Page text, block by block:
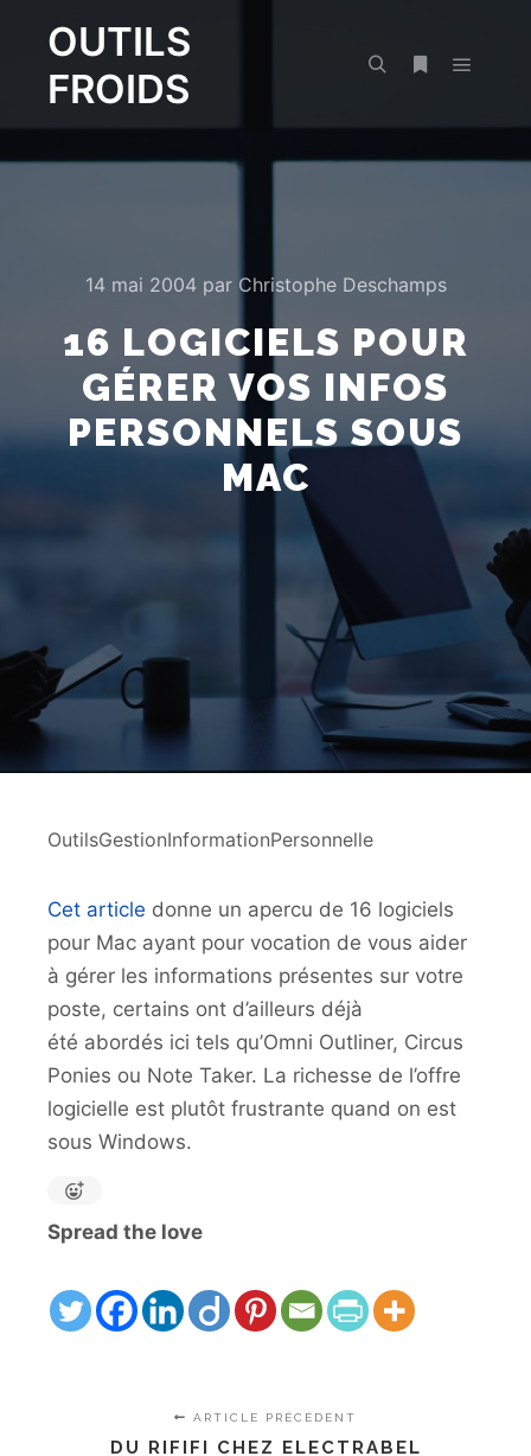
OUTILS
FROIDS
14 mai 2004par Christophe Deschamps
16 LOGICIELS POUR
GÉRER VOS INFOS
PERSONNELS SOUS
MAC
OutilsGestionInformationPersonnelle
Cet article donne un apercu de 16 logiciels
pour Mac ayant pour vocation de vous aider
à gérer les informations présentes sur votre
poste, certains ont d’ailleurs déjà
été abordés ici tels qu’Omni Outliner, Circus
Ponies ou Note Taker. La richesse de l’offre
logicielle est plutôt frustrante quand on est
sous Windows.
Spread the love
ARTICLE PRÉCÉDENT
DU RIFIFI CHEZ ELECTRABEL